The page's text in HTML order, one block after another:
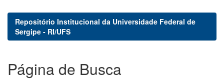
Repositório Institucional da Universidade Federal de
Sergipe - RI/UFS
Página de Busca